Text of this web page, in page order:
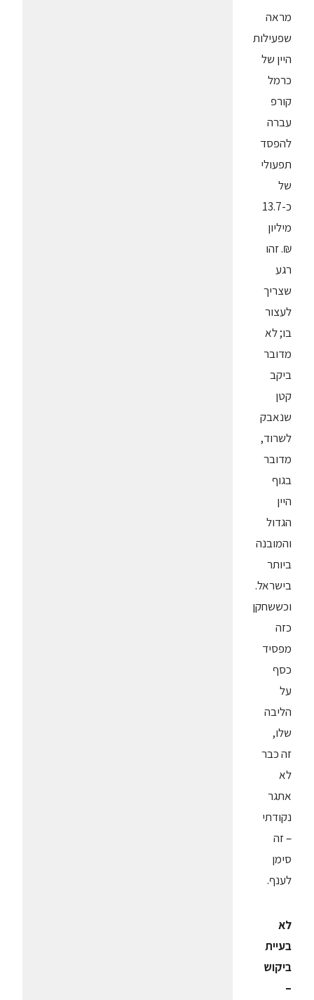
מראה
שפעילות
היין של
כרמל
קורפ
עברה
להפסד
תפעולי
של
כ-13.7
מיליון
₪. זהו
רגע
שצריך
לעצור
בו; לא
מדובר
ביקב
קטן
שנאבק
לשרוד,
מדובר
בגוף
היין
הגדול
והמובנה
ביותר
בישראל.
וכששחקן
כזה
מפסיד
כסף
על
הליבה
שלו,
זה כבר
לא
אתגר
נקודתי
– זה
סימן
לענף.
לא
בעיית
ביקוש
–